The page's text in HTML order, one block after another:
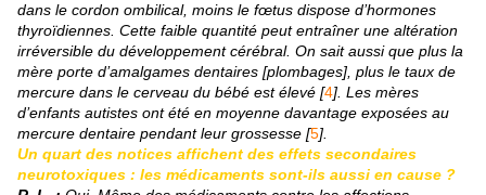
dans le cordon ombilical, moins le fœtus dispose d’hormones
thyroïdiennes. Cette faible quantité peut entraîner une altération
irréversible du développement cérébral. On sait aussi que plus la
mère porte d’amalgames dentaires [plombages], plus le taux de
mercure dans le cerveau du bébé est élevé [4]. Les mères
d’enfants autistes ont été en moyenne davantage exposées au
mercure dentaire pendant leur grossesse [5].
Un quart des notices affichent des effets secondaires
neurotoxiques : les médicaments sont-ils aussi en cause ?